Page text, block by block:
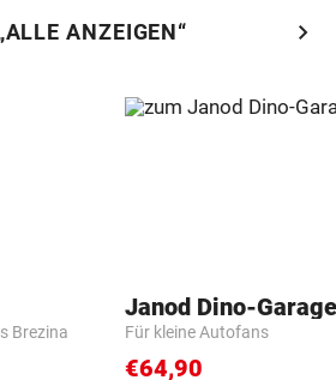
ANZEIGEN“ chevron_right
Brezina
Janod Dino-Garage
Für kleine Autofans
€64,90